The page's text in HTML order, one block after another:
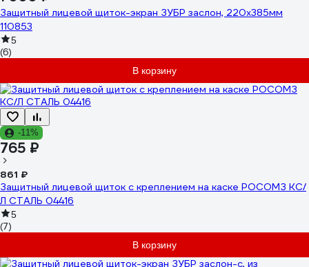
Защитный лицевой щиток-экран ЗУБР заслон, 220x385мм
110853
5
(6)
В корзину
-11%
765 ₽
861 ₽
Защитный лицевой щиток с креплением на каске РОСОМЗ КС/
Л СТАЛЬ 04416
5
(7)
В корзину